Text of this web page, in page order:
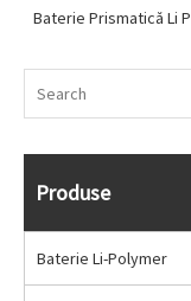
Baterie Prismatică Li
Produse
Baterie Li-Polymer